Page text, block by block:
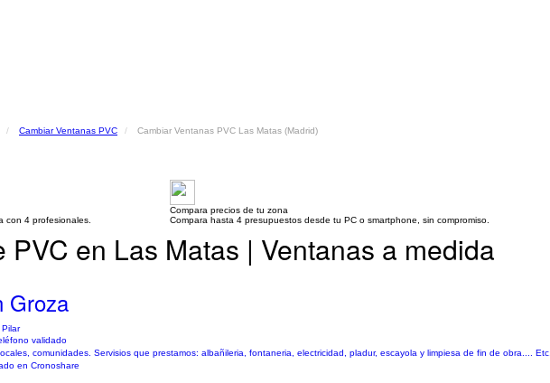
Cambiar Ventanas PVC Cambiar Ventanas PVC Las Matas (Madrid)
con 4 profesionales.
Compara precios de tu zona
Compara hasta 4 presupuestos desde tu PC o smartphone, sin compromiso.
en Las Matas | Ventanas a medida
Groza
Pilar
validado
comunidades. Servisios que prestamos: albañileria, fontaneria, electricidad, pladur, escayola y limpiesa de fin de obra.... Etc.
en Cronoshare